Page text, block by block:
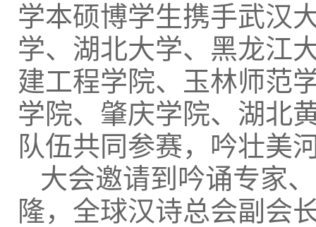
学本硕博学生携手武汉
学、湖北大学、黑龙江
建工程学院、玉林师范
学院、肇庆学院、湖北
队伍共同参赛，吟壮美
大会邀请到吟诵专家
隆，全球汉诗总会副会